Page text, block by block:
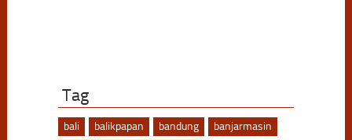
Tag
bali balikpapan bandung
banjarmasin